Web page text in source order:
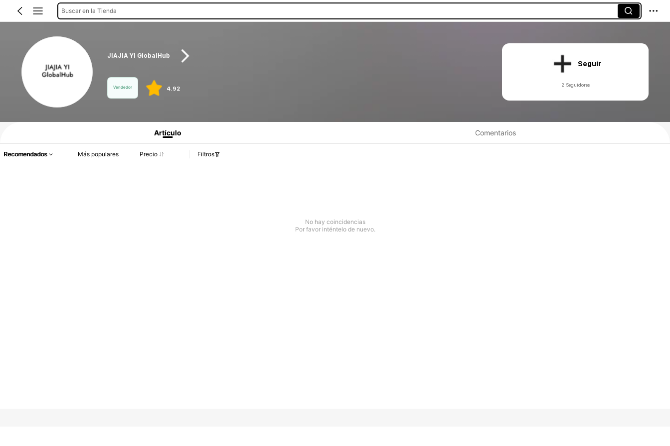
Buscar en la Tienda
JIAJIA YI GlobalHub
Vendedor 4.92
Seguir
2 Seguidores
Información del producto: Divulgación de precios, detalles de ventas y existencias.
Artículo Comentarios
Recomendados Más populares Precio Filtros
No hay coincidencias
Por favor inténtelo de nuevo.